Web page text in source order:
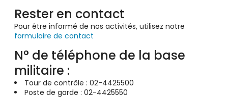
Rester en contact
Pour être informé de nos activités, utilisez notre
formulaire de contact
N° de téléphone de la base
militaire :
Tour de contrôle : 02-4425500
Poste de garde : 02-4425550